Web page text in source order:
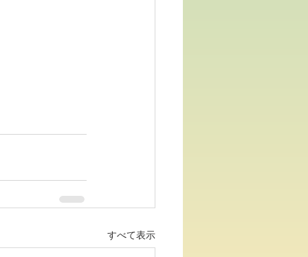
すべて表示